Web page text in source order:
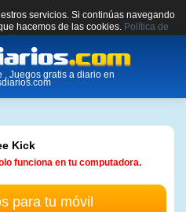
servicios. Si continúas navegando
hacemos de las cookies. Política de
, Juegos gratis a diario en
Kick
funciona en tu computadora.
para tu móvil